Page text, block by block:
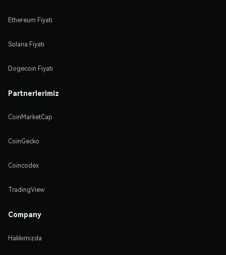
Ethereum Fiyatı
Solana Fiyatı
Dogecoin Fiyatı
Partnerlerimiz
CoinMarketCap
CoinGecko
Coincodex
TradingView
Company
Hakkımızda